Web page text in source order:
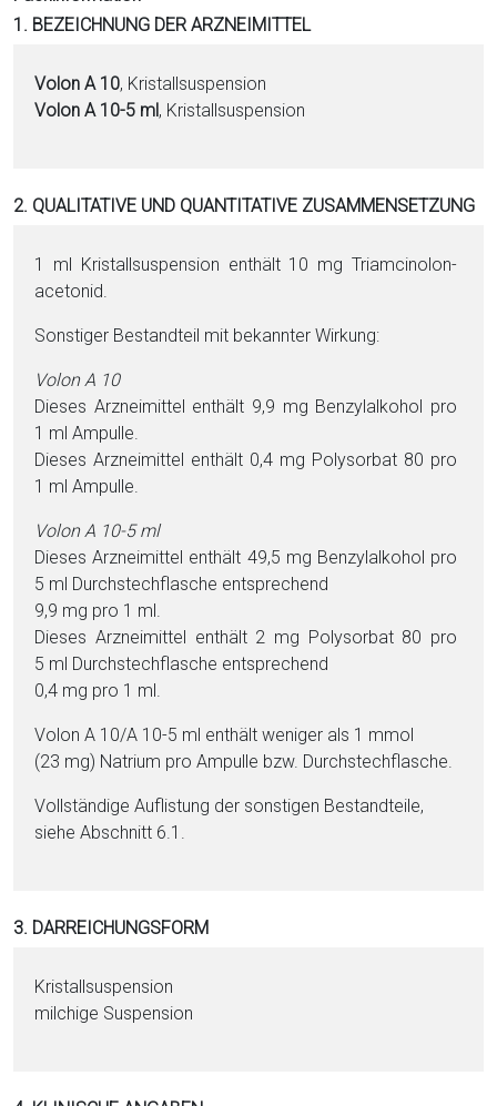
D
1. BEZEICHNUNG DER ARZNEIMITTEL
Volon A 10, Kristallsuspension
Volon A 10-5 ml, Kristallsuspension
2. QUALITATIVE UND QUANTITATIVE ZUSAMMENSETZUNG
1 ml Kristallsuspension enthält 10 mg Tri­am­cino­lon­
ace­to­nid.
Sonstiger Be­stand­teil mit bekannter Wirkung:
Volon A 10
Dieses Arzneimittel enthält 9,9 mg Ben­zyl­al­ko­hol pro
1 ml Ampulle.
Dieses Arzneimittel enthält 0,4 mg Poly­sor­bat 80 pro
1 ml Ampulle.
Volon A 10-5 ml
Dieses Arzneimittel enthält 49,5 mg Ben­zyl­al­ko­hol pro
5 ml Durchstechflasche ent­sprechend
9,9 mg pro 1 ml.
Dieses Arzneimittel enthält 2 mg Poly­sor­bat 80 pro
5 ml Durchstechflasche ent­sprechend
0,4 mg pro 1 ml.
Volon A 10/A 10-5 ml enthält weni­ger als 1 mmol
(23 mg) Na­tri­um pro Ampulle bzw. Durchstechflasche.
Vollständige Auflistung der sonstigen Be­stand­tei­le,
siehe Abschnitt 6.1.
3. DARREICHUNGSFORM
Kristallsuspension
milchige Suspension